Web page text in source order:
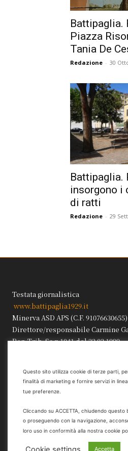
Battipaglia.
Piazza
Tania De
Redazione - 30
Battipaglia.
insorgono i
di ratti
Redazione - 29
Testata giornalistica
www.battipaglia1929.it
Minerva ASD APS (C.F. 91076630655)
Direttore/responsabile Carmine
Reg. Trib. Sa n.1041 del 22.02.1999.
Questo sito utilizza cookie di terze parti,
finalità di marketing e fornire servizi in
tue preferenze.
Cliccando su ACCETTA, chiudendo questo
o proseguendo con la navigazione,
loro uso in conformità alla nostra cookie
Accetta